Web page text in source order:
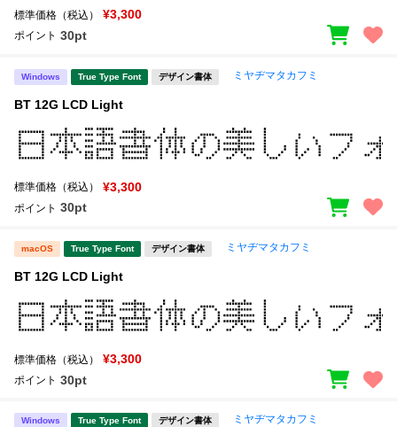
標準価格（税込） ¥3,300
ポイント 30pt
Windows True Type Font デザイン書体 ミヤヂマタカフミ
BT 12G LCD Light
標準価格（税込） ¥3,300
ポイント 30pt
macOS True Type Font デザイン書体 ミヤヂマタカフミ
BT 12G LCD Light
標準価格（税込） ¥3,300
ポイント 30pt
Windows True Type Font デザイン書体 ミヤヂマタカフミ